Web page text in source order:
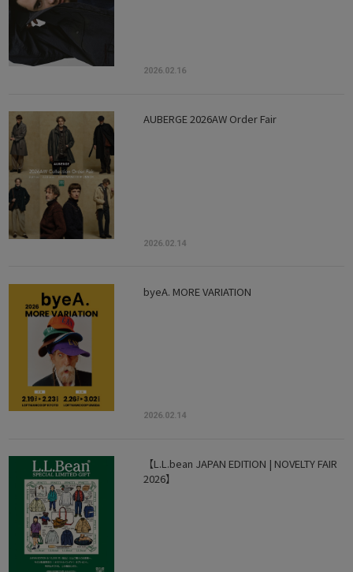
2026.02.16
AUBERGE 2026AW Order Fair
2026.02.14
byeA. MORE VARIATION
2026.02.14
【L.L.bean JAPAN EDITION | NOVELTY FAIR
2026】